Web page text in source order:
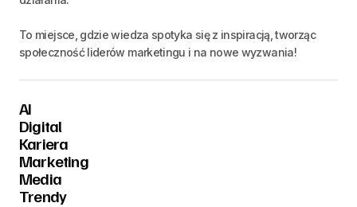
To miejsce, gdzie wiedza spotyka się z inspiracją, tworząc
społeczność liderów marketingu i na nowe wyzwania!
AI
Digital
Kariera
Marketing
Media
Trendy